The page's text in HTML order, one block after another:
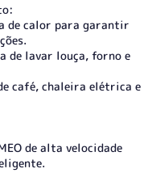
de calor para garantir
de lavar louça, forno e
café, chaleira elétrica e
de alta velocidade